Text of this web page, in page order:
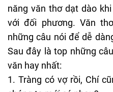
năng văn thơ dạt dào
với đối phương. Văn
những câu nói để dễ
Sau đây là top những
văn hay nhất:
Tràng có vợ rồi, Chí